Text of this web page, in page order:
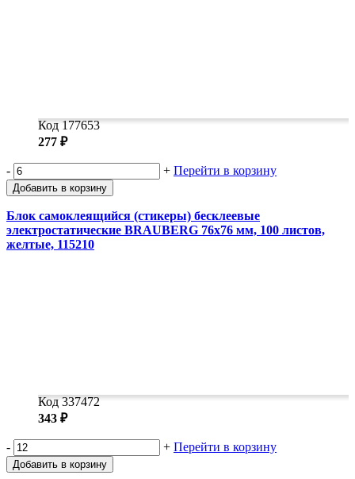
Код 177653
277 ₽
- + Перейти в корзину
Добавить в корзину
Блок самоклеящийся (стикеры) бесклеевые
электростатические BRAUBERG 76х76 мм, 100 листов,
желтые, 115210
Код 337472
343 ₽
- + Перейти в корзину
Добавить в корзину